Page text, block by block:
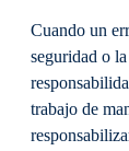
Cuando un
seguridad o
trabajo de